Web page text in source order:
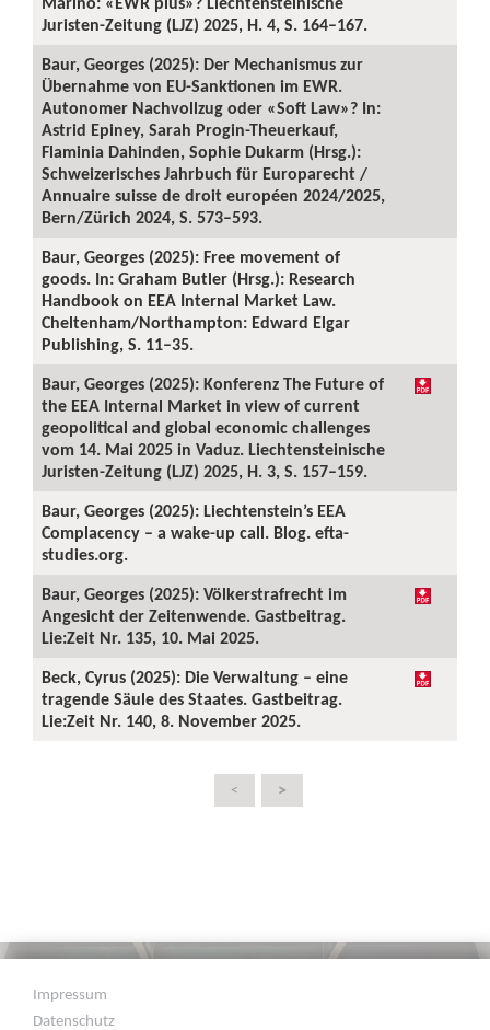
Juristen-Zeitung (LJZ) 2025, H. 4, S. 164–167.
Baur, Georges (2025): Der Mechanismus zur
Übernahme von EU-Sanktionen im EWR.
Autonomer Nachvollzug oder «Soft Law»? In:
Astrid Epiney, Sarah Progin-Theuerkauf,
Flaminia Dahinden, Sophie Dukarm (Hrsg.):
Schweizerisches Jahrbuch für Europarecht /
Annuaire suisse de droit européen 2024/2025,
Bern/Zürich 2024, S. 573–593.
Baur, Georges (2025): Free movement of
goods. In: Graham Butler (Hrsg.): Research
Handbook on EEA Internal Market Law.
Cheltenham/Northampton: Edward Elgar
Publishing, S. 11–35.
Baur, Georges (2025): Konferenz The Future of
the EEA Internal Market in view of current
geopolitical and global economic challenges
vom 14. Mai 2025 in Vaduz. Liechtensteinische
Juristen-Zeitung (LJZ) 2025, H. 3, S. 157–159.
Baur, Georges (2025): Liechtenstein’s EEA
Complacency – a wake-up call. Blog. efta-
studies.org.
Baur, Georges (2025): Völkerstrafrecht im
Angesicht der Zeitenwende. Gastbeitrag.
Lie:Zeit Nr. 135, 10. Mai 2025.
Beck, Cyrus (2025): Die Verwaltung – eine
tragende Säule des Staates. Gastbeitrag.
Lie:Zeit Nr. 140, 8. November 2025.
< >
Impressum
Datenschutz